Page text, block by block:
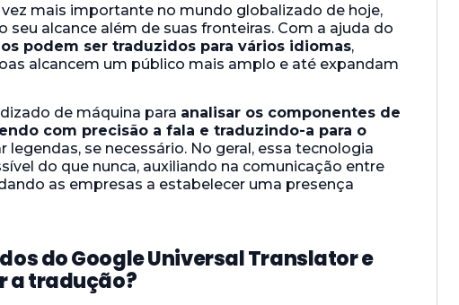
mais importante no mundo globalizado de hoje,
alcance além de suas fronteiras. Com a ajuda do
podem ser traduzidos para vários idiomas,
alcancem um público mais amplo e até expandam
de máquina para analisar os componentes de
com precisão a fala e traduzindo-a para o
legendas, se necessário. No geral, essa tecnologia
do que nunca, auxiliando na comunicação entre
as empresas a estabelecer uma presença
do Google Universal Translator e
a tradução?